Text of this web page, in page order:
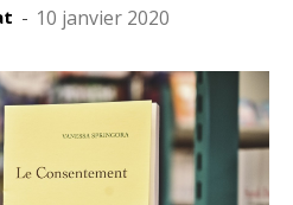
- 10 janvier 2020